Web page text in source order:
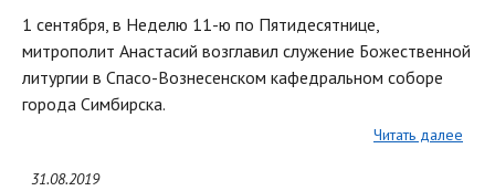
1 сентября, в Неделю 11-ю по Пятидесятнице,
митрополит Анастасий возглавил служение Божественной
литургии в Спасо-Вознесенском кафедральном соборе
города Симбирска.
Читать далее
31.08.2019